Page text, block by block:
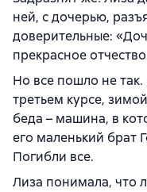
ней, с дочерью,
доверительные:
прекрасное
Но все пошло не так.
третьем курсе,
беда – машина, в
его маленький брат
Погибли все.
Лиза понимала, что